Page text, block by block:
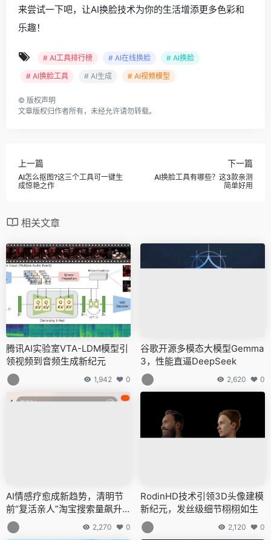
来尝试一下吧，让AI换脸技术为你的生活增添更多色彩和
乐趣！
# AI工具排行榜 # AI在线换脸
# AI换脸
# AI换脸工具
# AI生成 # AI视频模型
© 版权声明
文章版权归作者所有，未经允许请勿转载。
上一篇
AI怎么抠图?这三个工具可一键生
成惊艳之作
下一篇
AI换脸工具有哪些？这3款亲测
简单好用
相关文章
腾讯AI实验室VTA-LDM模型引
领视频到音频生成新纪元
1,942 0
谷歌开源多模态大模型Gemma
3，性能直逼DeepSeek
2,620 0
AI情感疗愈成新趋势，清明节
前“复活亲人”淘宝搜索量飙升6
05%
2,270 0
RodinHD技术引领3D头像建模
新纪元，发丝级细节栩栩如生
2,120 0